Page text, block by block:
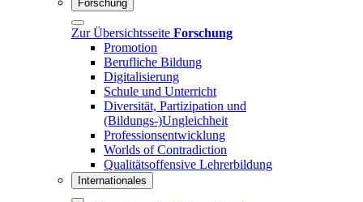
Forschung
Zur Übersichtsseite Forschung
Promotion
Berufliche Bildung
Digitalisierung
Schule und Unterricht
Diversität, Partizipation und
(Bildungs-)Ungleichheit
Professionsentwicklung
Worlds of Contradiction
Qualitätsoffensive Lehrerbildung
Internationales